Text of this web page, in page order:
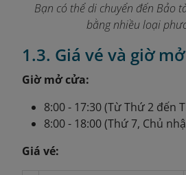
Bạn có thể di chuyển đến Bảo
bằng nhiều loại
1.3. Giá vé và giờ
Giờ mở cửa:
8:00 - 17:30 (Từ Thứ 2 đến
8:00 - 18:00 (Thứ 7, Chủ
Giá vé: